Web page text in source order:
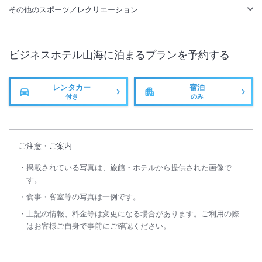
その他のスポーツ／レクリエーション
ビジネスホテル山海に泊まるプランを予約する
レンタカー
付き
宿泊
のみ
ご注意・ご案内
掲載されている写真は、旅館・ホテルから提供された画像で
す。
食事・客室等の写真は一例です。
上記の情報、料金等は変更になる場合があります。ご利用の際
はお客様ご自身で事前にご確認ください。